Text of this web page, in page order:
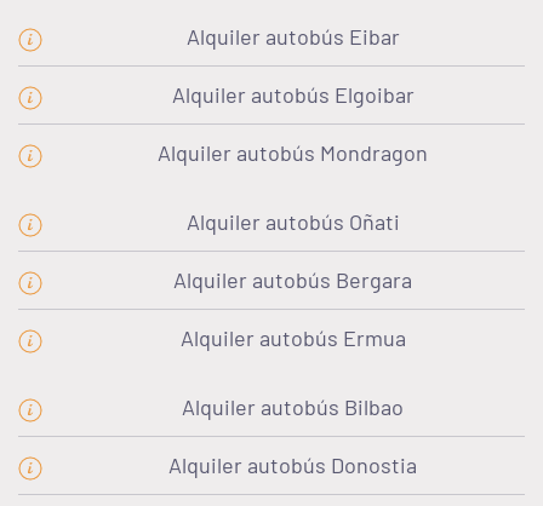
Alquiler autobús Eibar
Alquiler autobús Elgoibar
Alquiler autobús Mondragon
Alquiler autobús Oñati
Alquiler autobús Bergara
Alquiler autobús Ermua
Alquiler autobús Bilbao
Alquiler autobús Donostia